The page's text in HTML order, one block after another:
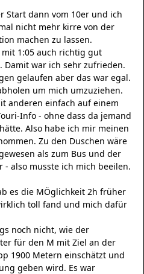
Start dann vom 10er und ich
nicht mehr kirre von der
machen zu lassen.
1:05 auch richtig gut
Damit war ich sehr zufrieden.
gelaufen aber das war egal.
um mich umzuziehen.
anderen einfach auf einem
Info - ohne dass da jemand
Also habe ich mir meinen
Zu den Duschen wäre
als zum Bus und der
- also musste ich mich beeilen.
es die MÖglichkeit 2h früher
toll fand und mich dafür
noch nicht, wie der
für den M mit Ziel an der
1900 Metern einschätzt und
geben wird. Es war